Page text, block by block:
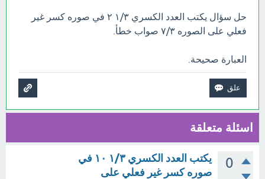
حل سؤال يكتب العدد الكسري ١/٣ ٢ في صوره كسر غير
فعلي على الصوره ٧/٣ صواب خطأ.
العبارة صحيحة.
اسئلة متعلقة
0
يكتب العدد الكسري ١/٣ ١٠ في
صوره كسر غير فعلي على